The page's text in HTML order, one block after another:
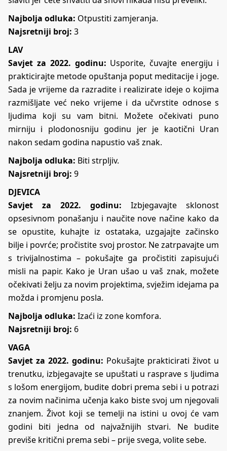
Najbolja odluka: Otpustiti zamjeranja.
Najsretniji broj: 3
LAV
Savjet za 2022. godinu: Usporite, čuvajte energiju i
prakticirajte metode opuštanja poput meditacije i joge.
Sada je vrijeme da razradite i realizirate ideje o kojima
razmišljate već neko vrijeme i da učvrstite odnose s
ljudima koji su vam bitni. Možete očekivati puno
mirniju i plodonosniju godinu jer je kaotični Uran
nakon sedam godina napustio vaš znak.
Najbolja odluka: Biti strpljiv.
Najsretniji broj: 9
DJEVICA
Savjet za 2022. godinu: Izbjegavajte sklonost
opsesivnom ponašanju i naučite nove načine kako da
se opustite, kuhajte iz ostataka, uzgajajte začinsko
bilje i povrće; pročistite svoj prostor. Ne zatrpavajte um
s trivijalnostima – pokušajte ga pročistiti zapisujući
misli na papir. Kako je Uran ušao u vaš znak, možete
očekivati želju za novim projektima, svježim idejama pa
možda i promjenu posla.
Najbolja odluka: Izaći iz zone komfora.
Najsretniji broj: 6
VAGA
Savjet za 2022. godinu: Pokušajte prakticirati život u
trenutku, izbjegavajte se upuštati u rasprave s ljudima
s lošom energijom, budite dobri prema sebi i u potrazi
za novim načinima učenja kako biste svoj um njegovali
znanjem. Život koji se temelji na istini u ovoj će vam
godini biti jedna od najvažnijih stvari. Ne budite
previše kritični prema sebi – prije svega, volite sebe.